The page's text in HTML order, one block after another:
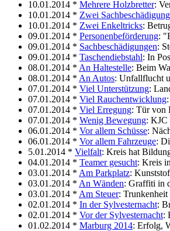
10.01.2014 * Mehrere Holzbretter:
10.01.2014 * Zwei
10.01.2014 * Zwei Enkeltricks:
09.01.2014 * Personenbeförderung:
09.01.2014 * Sachbeschädigungen:
09.01.2014 * Taschendiebstahl: In
08.01.2014 * An Haltestelle: Beim
08.01.2014 * An Autos: Unfallflucht
07.01.2014 * Viel Unterstützung:
07.01.2014 * Viel Rauchentwicklung
07.01.2014 * Viel Erregung: Tür von
07.01.2014 * Wenig Bewegung: KJC
06.01.2014 * Vor allem Schüsse:
06.01.2014 * Vor allem Fahrzeuge:
5.01.2014 * Vielfalt: Kreis hat
04.01.2014 * Teamer gesucht: Kreis
03.01.2014 * Am Parkplatz:
03.01.2014 * An Wänden: Graffiti in
03.01.2014 * Am Steuer:
02.01.2014 * In der Sylvesternacht:
02.01.2014 * Vor der Sylvesternacht:
01.02.2014 * Marburg 2014: Erfolg,